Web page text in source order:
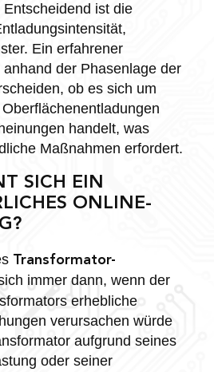
ist die
Ein erfahrener
der Phasenlage der
ob es sich um
handelt, was
Maßnahmen erfordert.
SICH EIN
ONLINE-
Transformator-
immer dann, wenn der
erhebliche
verursachen würde
aufgrund seines
oder seiner